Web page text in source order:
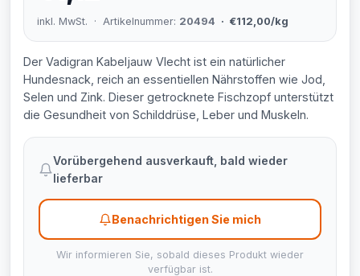
inkl. MwSt. · Artikelnummer: 20494 · €112,00/kg
Der Vadigran Kabeljauw Vlecht ist ein natürlicher
Hundesnack, reich an essentiellen Nährstoffen wie Jod,
Selen und Zink. Dieser getrocknete Fischzopf unterstützt
die Gesundheit von Schilddrüse, Leber und Muskeln.
Vorübergehend ausverkauft, bald wieder
lieferbar
Benachrichtigen Sie mich
Wir informieren Sie, sobald dieses Produkt wieder
verfügbar ist.